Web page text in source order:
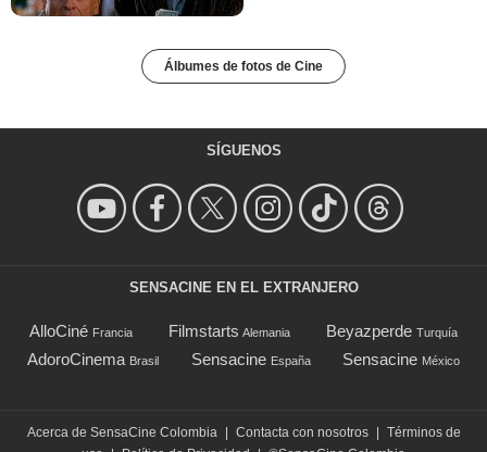
Álbumes de fotos de Cine
SÍGUENOS
SENSACINE EN EL EXTRANJERO
AlloCiné Francia Filmstarts Alemania Beyazperde Turquía
AdoroCinema Brasil Sensacine España Sensacine México
Acerca de SensaCine Colombia | Contacta con nosotros | Términos de